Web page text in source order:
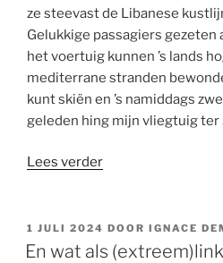
ze steevast de Libanese
Gelukkige passagiers gezeten
het voertuig kunnen ’s lands
mediterrane stranden
kunt skiën en ’s namiddags
geleden hing mijn vliegtuig ter
Lees verder“Een
de
achterblijvers
GEPLAATST
OP
1 JULI 2024 DOOR IGNACE
En wat als